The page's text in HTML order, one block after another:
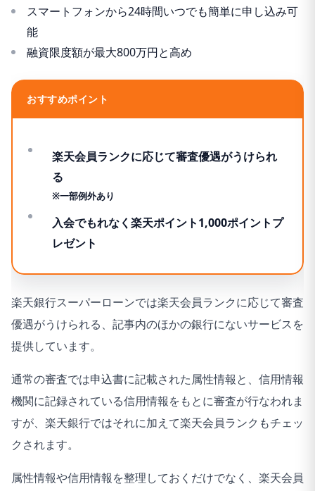
スマートフォンから24時間いつでも簡単に申し込み可
能
融資限度額が最大800万円と高め
おすすめポイント
楽天会員ランクに応じて審査優遇がうけられ
る
※一部例外あり
入会でもれなく楽天ポイント1,000ポイントプ
レゼント
楽天銀行スーパーローンでは楽天会員ランクに応じて審査
優遇がうけられる、記事内のほかの銀行にないサービスを
提供しています。
通常の審査では申込書に記載された属性情報と、信用情報
機関に記録されている信用情報をもとに審査が行なわれま
すが、楽天銀行ではそれに加えて楽天会員ランクもチェッ
クされます。
属性情報や信用情報を整理しておく だけでなく、 楽天会員